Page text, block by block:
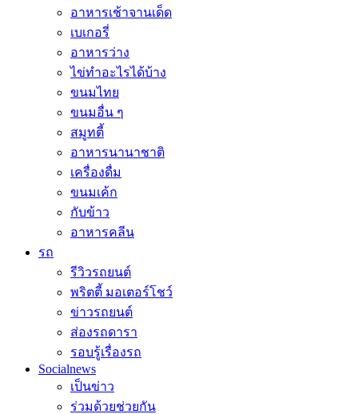
อาหารเช้าจานเด็ด
เบเกอรี่
อาหารว่าง
ไข่ทำอะไรได้บ้าง
ขนมไทย
ขนมอื่น ๆ
สมูทตี้
อาหารนานาชาติ
เครื่องดื่ม
ขนมเค้ก
กับข้าว
อาหารคลีน
รถ
รีวิวรถยนต์
พริตตี้ มอเตอร์โชว์
ข่าวรถยนต์
ส่องรถดารา
รอบรู้เรื่องรถ
Socialnews
เป็นข่าว
ร่วมด้วยช่วยกัน